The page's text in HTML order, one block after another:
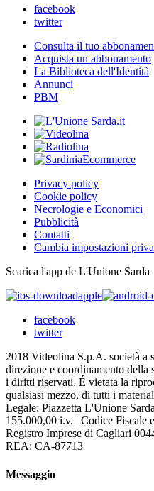
facebook
twitter
Consulta il tuo
Acquista un abbonamento
La Biblioteca dell'Identità
Annunci
PBM
Privacy policy
Cookie policy
Necrologie e Economici
Pubblicità
Contatti
Cambia impostazioni
Scarica l'app de L'Unione Sarda
apple
facebook
twitter
2018 Videolina S.p.A. società a
direzione e coordinamento
i diritti riservati. É vietata la
qualsiasi mezzo, di tutti i
Legale: Piazzetta L'Unione
155.000,00 i.v. | Codice Fiscale
Registro Imprese di Cagliari
REA: CA-87713
Messaggio